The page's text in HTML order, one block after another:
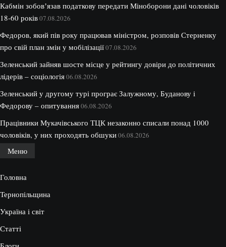
Кабмін зобовʼязав податкову передати Міноборони дані чоловіків
18-60 років07.08.2026
Федоров, який пів року працював міністром, розповів Стерненку
про свій план змін у мобілізації07.08.2026
Зеленський зайняв шосте місце у рейтингу довіри до політичних
лідерів – соціологія06.08.2026
Зеленський у другому турі програє Залужному, Буданову і
Федорову – опитування06.08.2026
Працівники Мукачівського ТЦК незаконно списали понад 1000
чоловіків, у них проходять обшуки06.08.2026
Меню
Головна
Тернопільщина
Україна і світ
Статті